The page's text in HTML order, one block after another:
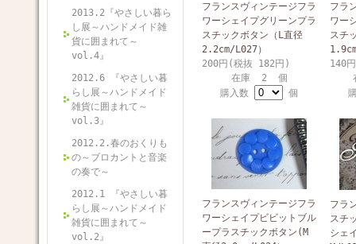
2013.2『やさしい暮ら
し展～ハンドメイド雑
貨に囲まれて～
vol.4』
2012.6 『やさしい暮
らし展～ハンドメイド
雑貨に囲まれて～
vol.3』
2012.2.春のおくりも
の～ブロカントと音楽
の奏で～
2012.1 『やさしい暮
らし展～ハンドメイド
雑貨に囲まれて～
vol.2』
フランスヴィンテージフラ
ワーシェイプグリーンプラ
スチックボタン（L直径
2.2cm/L027）
200円(税抜 182円)
在庫 2 個
購入数
個
フラ
ワー
スチ
140
フランスヴィンテージフラ
ワーシェイプビビットブル
ープラスチックボタン(M
フラ
スチ
シェ